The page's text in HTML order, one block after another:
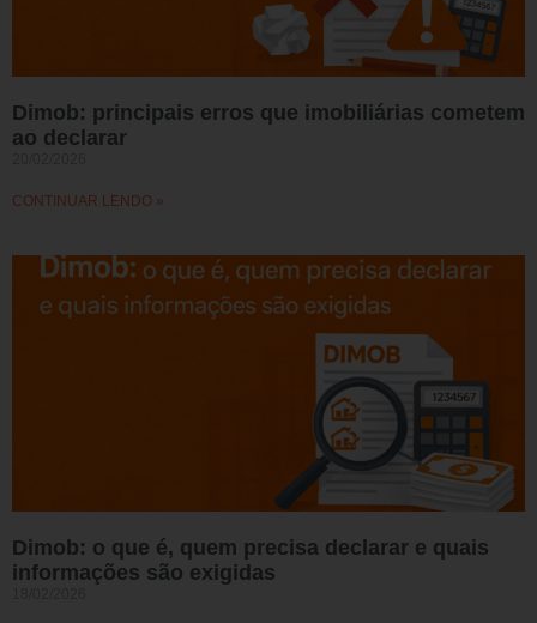
Dimob: principais erros que imobiliárias cometem
ao declarar
CONTINUAR LENDO »
Dimob: o que é, quem precisa declarar e quais
informações são exigidas